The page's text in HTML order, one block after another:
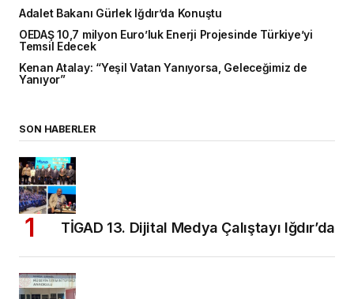
Adalet Bakanı Gürlek Iğdır’da Konuştu
OEDAŞ 10,7 milyon Euro’luk Enerji Projesinde Türkiye’yi
Temsil Edecek
Kenan Atalay: “Yeşil Vatan Yanıyorsa, Geleceğimiz de
Yanıyor”
SON HABERLER
TİGAD 13. Dijital Medya Çalıştayı Iğdır’da